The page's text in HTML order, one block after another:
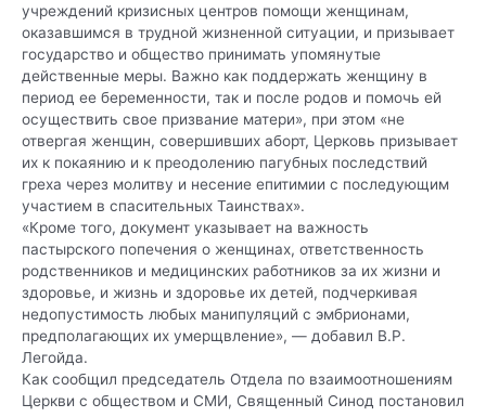
учреждений кризисных центров помощи женщинам,
оказавшимся в трудной жизненной ситуации, и призывает
государство и общество принимать упомянутые
действенные меры. Важно как поддержать женщину в
период ее беременности, так и после родов и помочь ей
осуществить свое призвание матери», при этом «не
отвергая женщин, совершивших аборт, Церковь призывает
их к покаянию и к преодолению пагубных последствий
греха через молитву и несение епитимии с последующим
участием в спасительных Таинствах».
«Кроме того, документ указывает на важность
пастырского попечения о женщинах, ответственность
родственников и медицинских работников за их жизни и
здоровье, и жизнь и здоровье их детей, подчеркивая
недопустимость любых манипуляций с эмбрионами,
предполагающих их умерщвление», — добавил В.Р.
Легойда.
Как сообщил председатель Отдела по взаимоотношениям
Церкви с обществом и СМИ, Священный Синод постановил